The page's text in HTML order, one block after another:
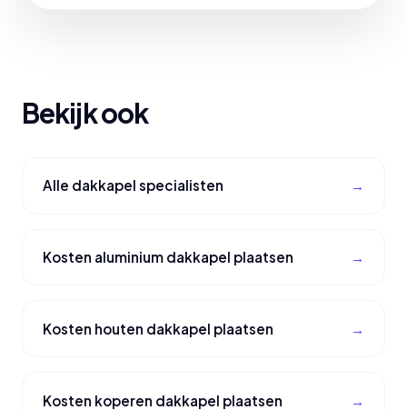
Bekijk ook
Alle dakkapel specialisten
Kosten aluminium dakkapel plaatsen
Kosten houten dakkapel plaatsen
Kosten koperen dakkapel plaatsen